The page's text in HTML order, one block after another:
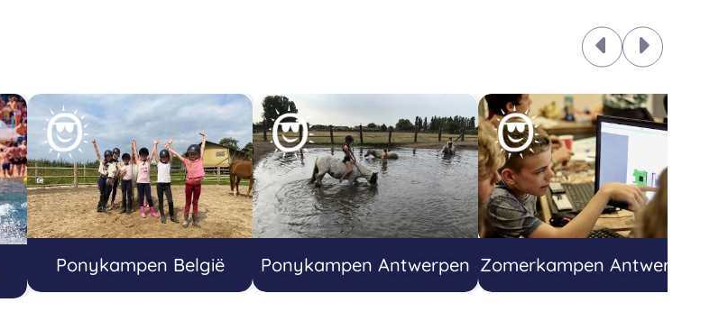
Ponykampen België Ponykampen Antwerpen Zomerkampen Antwerpen